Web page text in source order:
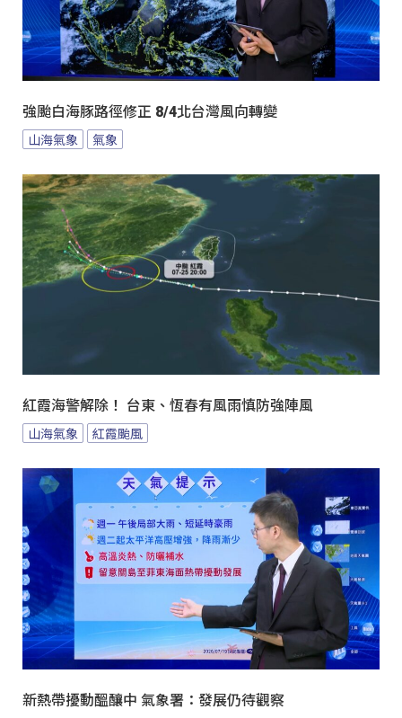
強颱白海豚路徑修正 8/4北台灣風向轉變
山海氣象 氣象
紅霞海警解除！ 台東、恆春有風雨慎防強陣風
山海氣象 紅霞颱風
新熱帶擾動醞釀中 氣象署：發展仍待觀察